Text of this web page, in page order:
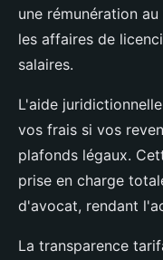
une rémunération
les affaires de
salaires.
L'aide
vos frais si vos
plafonds légaux.
prise en charge
d'avocat, rendant
La transparence